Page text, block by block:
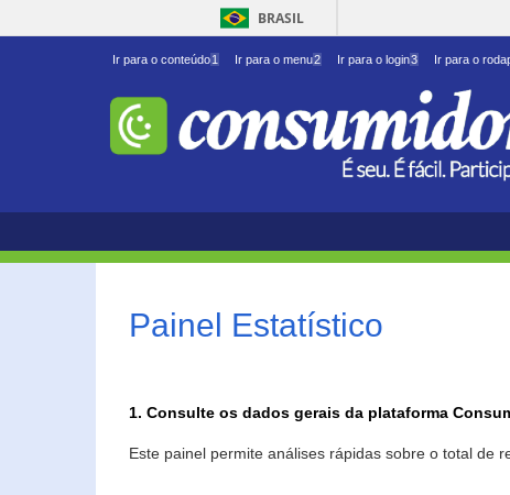
BRASIL
Ir para o conteúdo1 Ir para o menu2 Ir para o login3 Ir para o
Painel Estatístico
1. Consulte os dados gerais da plataforma
Este painel permite análises rápidas sobre o total de